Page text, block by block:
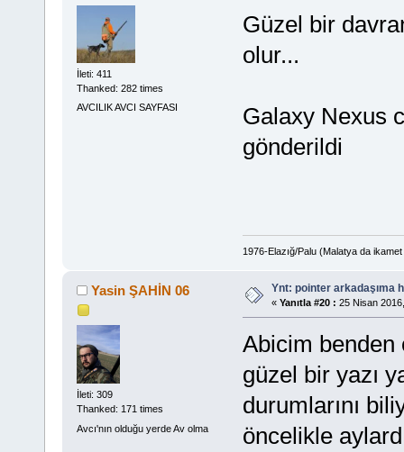
İleti: 411
Thanked: 282 times
AVCILIK AVCI SAYFASI
Güzel bir
olur...
Galaxy Nexus
gönderildi
1976-Elazığ/Palu (Malatya da
Yasin ŞAHİN 06
İleti: 309
Thanked: 171 times
Avcı'nın olduğu yerde Av olma
Ynt: pointer arkadaşıma
« Yanıtla #20 : 25 Nisan
Abicim benden
güzel bir yazı
durumlarını
öncelikle